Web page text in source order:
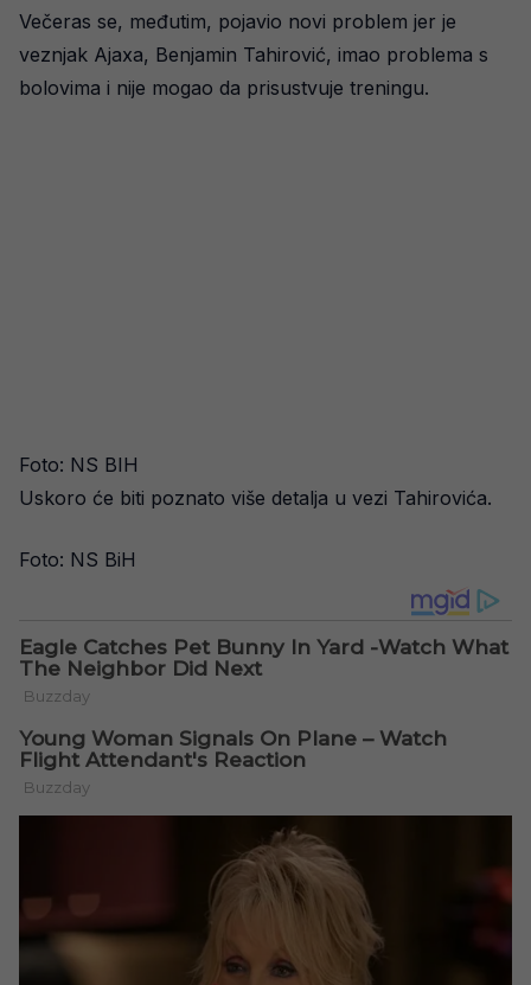
Večeras se, međutim, pojavio novi problem jer je
veznjak Ajaxa, Benjamin Tahirović, imao problema s
bolovima i nije mogao da prisustvuje treningu.
Foto: NS BIH
Uskoro će biti poznato više detalja u vezi Tahirovića.
Foto: NS BiH